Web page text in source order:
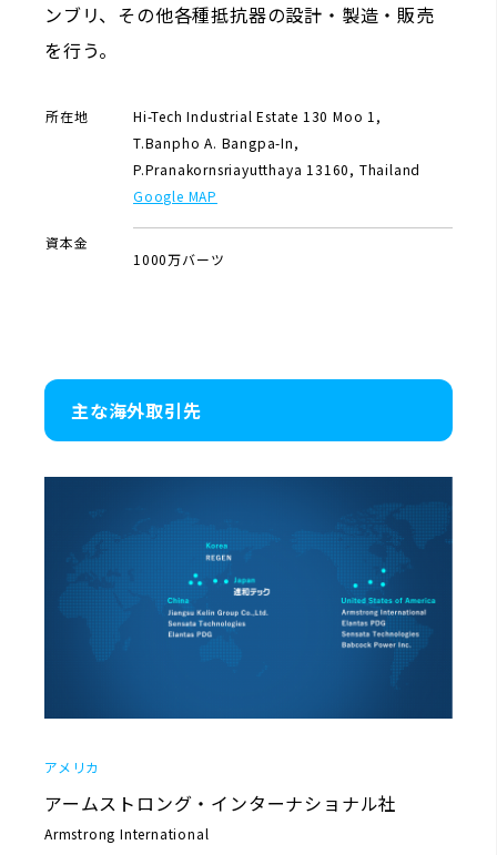
ンブリ、その他各種抵抗器の設計・製造・販売
を行う。
所在地
Hi-Tech Industrial Estate 130 Moo 1,
T.Banpho A. Bangpa-In,
P.Pranakornsriayutthaya 13160, Thailand
Google MAP
資本金
1000万バーツ
主な海外取引先
アメリカ
アームストロング・インターナショナル社
Armstrong International